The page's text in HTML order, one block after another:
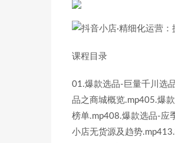
课程目录
01.爆款选品-巨量千川选
品之商城概览.mp405.爆
榜单.mp408.爆款选品-应
小店无货源及趋势